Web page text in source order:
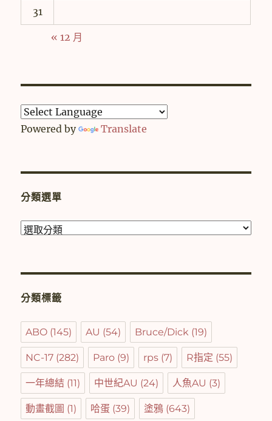
31
« 12 月
Powered by Translate
分類選單
分
分類標籤
ABO (145) AU (54) Bruce/Dick (19)
NC-17 (282) Paro (9) rps (7) R指定 (55)
一年總結 (11) 中世紀AU (24) 人魚AU (3)
動畫截圖 (1) 哈蛋 (39) 塗鴉 (643)